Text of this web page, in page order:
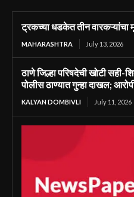
ट्रकच्या धडकेत तीन वारकऱ्यांचा
MAHARASHTRA July 13, 2026
ठाणे जिल्हा परिषदेची खोटी
पोलीस ठाण्यात गुन्हा दाखल;
KALYAN DOMBIVLI July 11, 2026